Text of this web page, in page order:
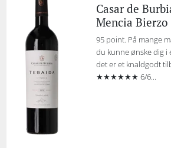
Casar de
Mencia Bierzo
95 point. På mange
du kunne ønske dig i
det er et knaldgodt
★★★★★★ 6/6...